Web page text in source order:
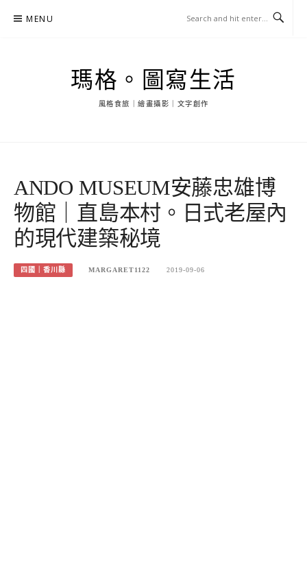
MENU
瑪格。圖寫生活
風格食旅｜繪畫攝影｜文字創作
ANDO MUSEUM安藤忠雄博
物館｜直島本村。日式老屋內
的現代建築秘境
四國｜香川縣 MARGARET1122 2019-09-06